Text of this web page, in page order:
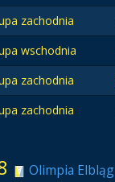
zachodnia
wschodnia
zachodnia
zachodnia
Olimpia Elbląg